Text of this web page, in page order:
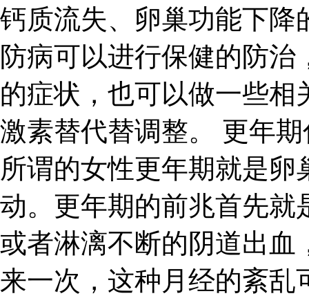
钙质流失、卵巢功能下降
防病可以进行保健的防
的症状，也可以做一些
激素替代替调整。 更年
所谓的女性更年期就是
动。更年期的前兆首先就
或者淋漓不断的阴道出血
来一次，这种月经的紊乱